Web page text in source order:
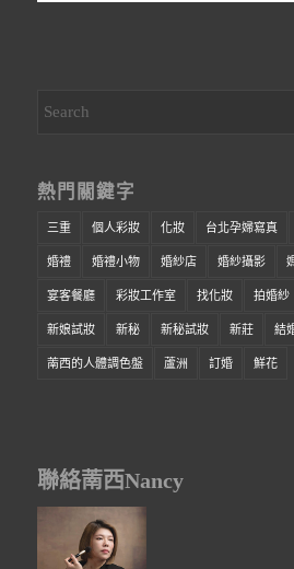
熱門關鍵字
三重 個人彩妝 化妝 台北孕婦寫真
婚禮 婚禮小物 婚紗店 婚紗攝影
宴客餐廳 彩妝工作室 找化妝 拍婚紗
新娘試妝 新秘 新秘試妝 新莊 結
萳西的人體調色盤 蘆洲 訂婚 鮮花
聯絡萳西Nancy